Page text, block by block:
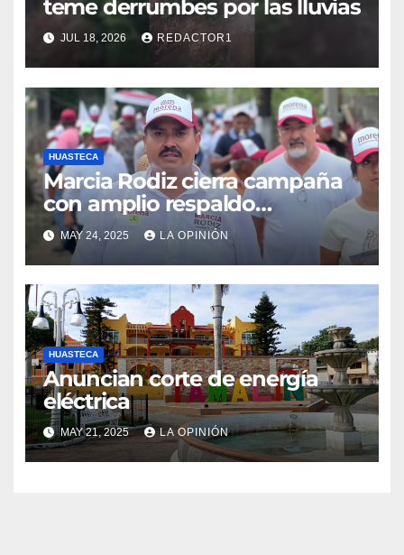
teme derrumbes por las lluvias
JUL 18, 2026 REDACTOR1
HUASTECA
Marcia Rodiz cierra campaña
con amplio respaldo
ciudadano
MAY 24, 2025 LA OPINIÓN
HUASTECA
Anuncian corte de energía
eléctrica
MAY 21, 2025 LA OPINIÓN